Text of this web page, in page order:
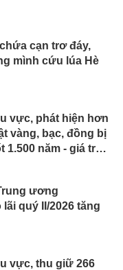
cạn trơ đáy,
mình cứu lúa Hè
vực, phát hiện hơn
vàng, bạc, đồng bị
1.500 năm - giá trị
ương
quý II/2026 tăng
vực, thu giữ 266